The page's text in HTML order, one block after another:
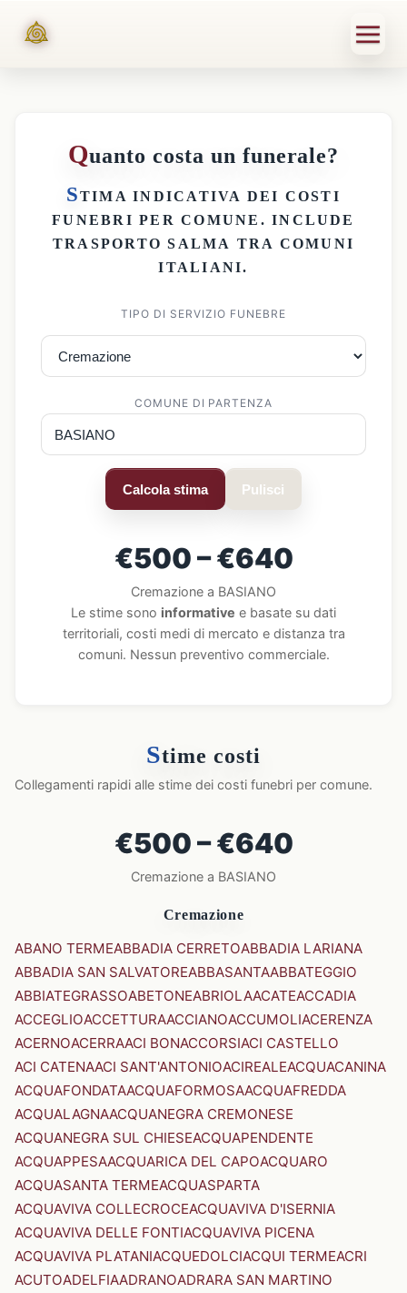
Quanto costa un funerale?
STIMA INDICATIVA DEI COSTI
FUNEBRI PER COMUNE . INCLUDE
TRASPORTO SALMA TRA COMUNI
ITALIANI.
TIPO DI SERVIZIO FUNEBRE
COMUNE DI PARTENZA
Calcola stima Pulisci
€500 – €640
Cremazione a BASIANO
Le stime sono informative e basate su dati
territoriali, costi medi di mercato e distanza tra
comuni. Nessun preventivo commerciale.
Stime costi
Collegamenti rapidi alle stime dei costi funebri per comune.
€500 – €640
Cremazione a BASIANO
Cremazione
ABANO TERMEABBADIA CERRETOABBADIA LARIANA
ABBADIA SAN SALVATOREABBASANTAABBATEGGIO
ABBIATEGRASSOABETONEABRIOLAACATEACCADIA
ACCEGLIOACCETTURAACCIANOACCUMOLIACERENZA
ACERNOACERRAACI BONACCORSIACI CASTELLO
ACI CATENAACI SANT'ANTONIOACIREALEACQUACANINA
ACQUAFONDATAACQUAFORMOSAACQUAFREDDA
ACQUALAGNAACQUANEGRA CREMONESE
ACQUANEGRA SUL CHIESEACQUAPENDENTE
ACQUAPPESAACQUARICA DEL CAPOACQUARO
ACQUASANTA TERMEACQUASPARTA
ACQUAVIVA COLLECROCEACQUAVIVA D'ISERNIA
ACQUAVIVA DELLE FONTIACQUAVIVA PICENA
ACQUAVIVA PLATANIACQUEDOLCIACQUI TERMEACRI
ACUTOADELFIAADRANOADRARA SAN MARTINO